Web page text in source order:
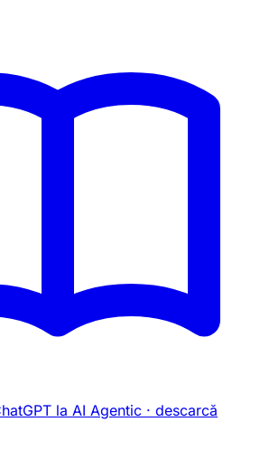
la AI Agentic · descarcă